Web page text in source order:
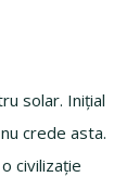
solar. Inițial
crede asta.
civilizație